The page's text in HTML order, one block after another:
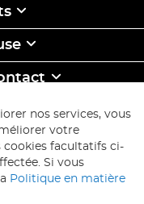
nos services, vous
votre
cookies facultatifs ci-
Si vous
Politique en matière